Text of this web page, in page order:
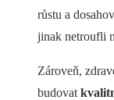
růstu a
jinak netroufli
Zároveň,
budovat